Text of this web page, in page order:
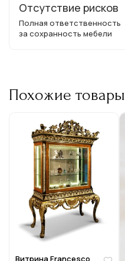
Отсутствие рисков
Полная ответственность
за сохранность мебели
Похожие товары
Витрина Francesco